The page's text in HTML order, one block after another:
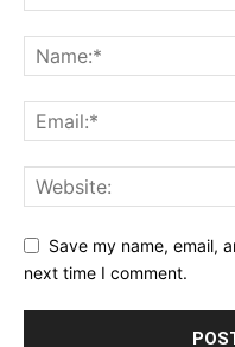
Save my name, email,
next time I comment.